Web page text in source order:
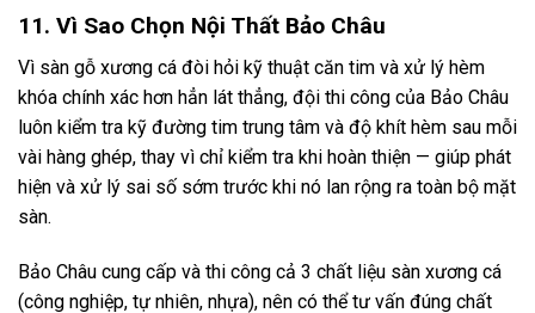
11. Vì Sao Chọn Nội Thất Bảo Châu
Vì sàn gỗ xương cá đòi hỏi kỹ thuật căn tim và xử lý hèm
khóa chính xác hơn hẳn lát thẳng, đội thi công của Bảo Châu
luôn kiểm tra kỹ đường tim trung tâm và độ khít hèm sau mỗi
vài hàng ghép, thay vì chỉ kiểm tra khi hoàn thiện — giúp phát
hiện và xử lý sai số sớm trước khi nó lan rộng ra toàn bộ mặt
sàn.
Bảo Châu cung cấp và thi công cả 3 chất liệu sàn xương cá
(công nghiệp, tự nhiên, nhựa), nên có thể tư vấn đúng chất